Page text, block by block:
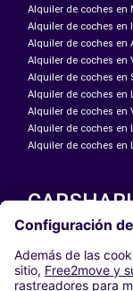
Alquiler de coches en
Alquiler de coches en
Alquiler de coches en
Alquiler de coches en
Alquiler de coches en
Alquiler de coches en
Alquiler de coches en
Alquiler de coches en
Alquiler de coches en
NUESTRAS
Paris
Madrid